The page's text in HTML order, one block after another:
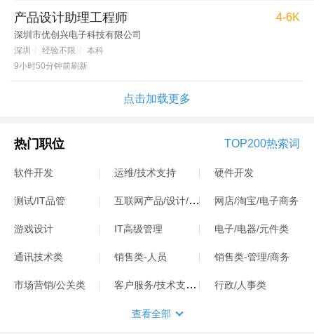
产品设计助理工程师
深圳市优创兴电子科技有限公司
深圳 / 经验不限 / 本科
9小时50分钟前刷新
4-6K
点击加载更多
热门职位 TOP200热索词
软件开发 运维/技术支持 硬件开发
测试/IT品管 互联网产品/设计/运营 网店/淘宝/电子商务
游戏设计 IT高级管理 电子/电器/元件类
通讯技术类 销售类-人员 销售类-管理/商务
市场营销/公关类 客户服务/技术支持类 行政/人事类
查看全部